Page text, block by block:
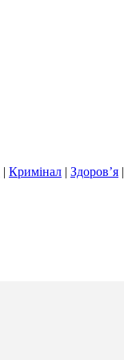
| Кримінал | Здоров’я |